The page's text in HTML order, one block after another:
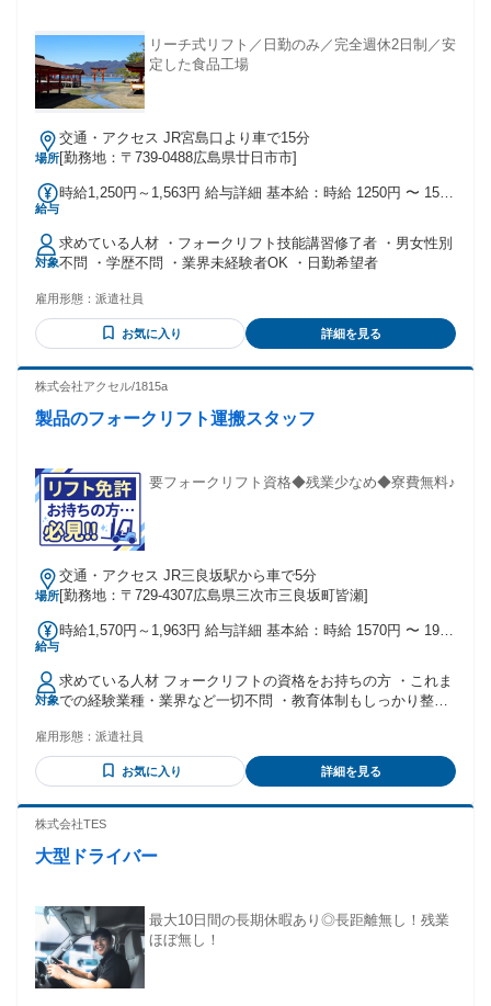
リーチ式リフト／日勤のみ／完全週休2日制／安
定した食品工場
場所
交通・アクセス JR宮島口より車で15分
[勤務地：〒739-0488広島県廿日市市]
給与
時給1,250円～1,563円 給与詳細 基本給：時給 1250円 〜 1563
払い制度あり
対象
求めている人材 ・フォークリフト技能講習修了者 ・男女性別
不問 ・学歴不問 ・業界未経験者OK ・日勤希望者
雇用形態： 派遣社員
お気に入り 詳細を見る
株式会社アクセル/1815a
製品のフォークリフト運搬スタッフ
要フォークリフト資格◆残業少なめ◆寮費無料♪
場所
交通・アクセス JR三良坂駅から車で5分
[勤務地：〒729-4307広島県三次市三良坂町皆瀬]
給与
時給1,570円～1,963円 給与詳細 基本給：時給 1570円 〜 1963
対象
求めている人材 フォークリフトの資格をお持ちの方 ・これま
での経験業種・業界など一切不問 ・教育体制もしっかり整っ
合わせください♪ 「話を聞いてみたい」だけでもOKです！ ご
応募、お待ちしています☆
雇用形態： 派遣社員
お気に入り 詳細を見る
株式会社TES
大型ドライバー
最大10日間の長期休暇あり◎長距離無し！残業
ほぼ無し！